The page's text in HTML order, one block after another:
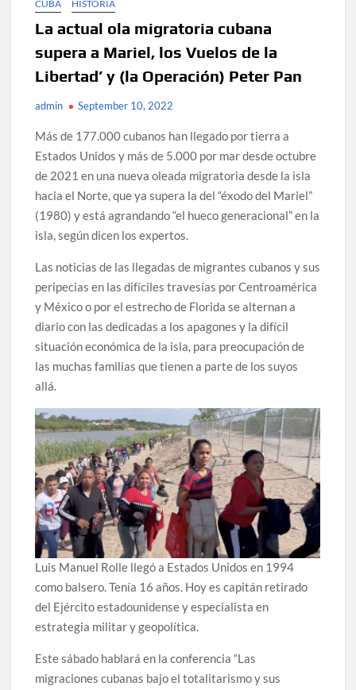
CUBA HISTORIA
La actual ola migratoria cubana
supera a Mariel, los Vuelos de la
Libertad’ y (la Operación) Peter Pan
admin September 10, 2022
Más de 177.000 cubanos han llegado por tierra a
Estados Unidos y más de 5.000 por mar desde octubre
de 2021 en una nueva oleada migratoria desde la isla
hacia el Norte, que ya supera la del “éxodo del Mariel”
(1980) y está agrandando “el hueco generacional” en la
isla, según dicen los expertos.
Las noticias de las llegadas de migrantes cubanos y sus
peripecias en las difíciles travesías por Centroamérica
y México o por el estrecho de Florida se alternan a
diario con las dedicadas a los apagones y la difícil
situación económica de la isla, para preocupación de
las muchas familias que tienen a parte de los suyos
allá.
Luis Manuel Rolle llegó a Estados Unidos en 1994
como balsero. Tenía 16 años. Hoy es capitán retirado
del Ejército estadounidense y especialista en
estrategia militar y geopolítica.
Este sábado hablará en la conferencia “Las
migraciones cubanas bajo el totalitarismo y sus